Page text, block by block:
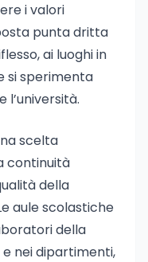
i valori
punta dritta
ai luoghi in
si sperimenta
l’università.
scelta
continuità
della
aule scolastiche
della
e nei dipartimenti,